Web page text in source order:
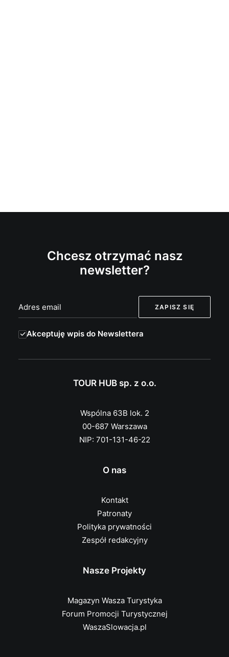
Chcesz otrzymać nasz
newsletter?
Akceptuję wpis do Newslettera
TOUR HUB sp. z o.o.
Wspólna 63B lok. 2
00-687 Warszawa
NIP: 701-131-46-22
O nas
Kontakt
Patronaty
Polityka prywatności
Zespół redakcyjny
Nasze Projekty
Magazyn Wasza Turystyka
Forum Promocji Turystycznej
WaszaSlowacja.pl